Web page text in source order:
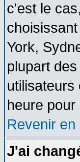
c'est le
York,
plupart
utilisateurs
heure
Revenir en
J'ai